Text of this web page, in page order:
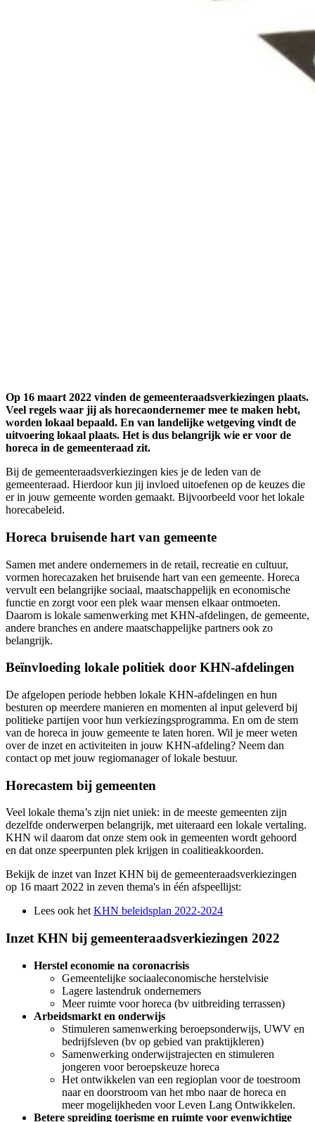
Op 16 maart 2022 vinden de gemeenteraadsverkiezingen plaats.
Veel regels waar jij als horecaondernemer mee te maken hebt,
worden lokaal bepaald. En van landelijke wetgeving vindt de
uitvoering lokaal plaats. Het is dus belangrijk wie er voor de
horeca in de gemeenteraad zit.
Bij de gemeenteraadsverkiezingen kies je de leden van de
gemeenteraad. Hierdoor kun jij invloed uitoefenen op de keuzes die
er in jouw gemeente worden gemaakt. Bijvoorbeeld voor het lokale
horecabeleid.
Horeca bruisende hart van gemeente
Samen met andere ondernemers in de retail, recreatie en cultuur,
vormen horecazaken het bruisende hart van een gemeente. Horeca
vervult een belangrijke sociaal, maatschappelijk en economische
functie en zorgt voor een plek waar mensen elkaar ontmoeten.
Daarom is lokale samenwerking met KHN-afdelingen, de gemeente,
andere branches en andere maatschappelijke partners ook zo
belangrijk.
Beïnvloeding lokale politiek door KHN-afdelingen
De afgelopen periode hebben lokale KHN-afdelingen en hun
besturen op meerdere manieren en momenten al input geleverd bij
politieke partijen voor hun verkiezingsprogramma. En om de stem
van de horeca in jouw gemeente te laten horen. Wil je meer weten
over de inzet en activiteiten in jouw KHN-afdeling? Neem dan
contact op met jouw regiomanager of lokale bestuur.
Horecastem bij gemeenten
Veel lokale thema’s zijn niet uniek: in de meeste gemeenten zijn
dezelfde onderwerpen belangrijk, met uiteraard een lokale vertaling.
KHN wil daarom dat onze stem ook in gemeenten wordt gehoord
en dat onze speerpunten plek krijgen in coalitieakkoorden.
Bekijk de inzet van Inzet KHN bij de gemeenteraadsverkiezingen
op 16 maart 2022 in zeven thema's in één afspeellijst:
Lees ook hetKHN beleidsplan 2022-2024
Inzet KHN bij gemeenteraadsverkiezingen 2022
Herstel economie na coronacrisis
Gemeentelijke sociaaleconomische herstelvisie
Lagere lastendruk ondernemers
Meer ruimte voor horeca (bv uitbreiding terrassen)
Arbeidsmarkt en onderwijs
Stimuleren samenwerking beroepsonderwijs, UWV en
bedrijfsleven (bv op gebied van praktijkleren)
Samenwerking onderwijstrajecten en stimuleren
jongeren voor beroepskeuze horeca
Het ontwikkelen van een regioplan voor de toestroom
naar en doorstroom van het mbo naar de horeca en
meer mogelijkheden voor Leven Lang Ontwikkelen.
Betere spreiding toerisme en ruimte voor evenwichtige